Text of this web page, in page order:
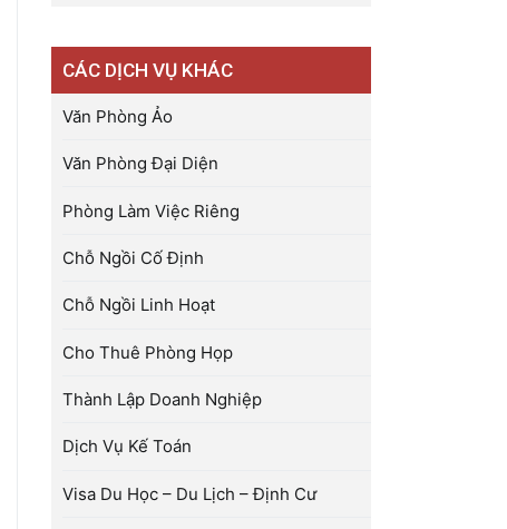
CÁC DỊCH VỤ KHÁC
Văn Phòng Ảo
Văn Phòng Đại Diện
Phòng Làm Việc Riêng
Chỗ Ngồi Cố Định
Chỗ Ngồi Linh Hoạt
Cho Thuê Phòng Họp
Thành Lập Doanh Nghiệp
Dịch Vụ Kế Toán
Visa Du Học – Du Lịch – Định Cư